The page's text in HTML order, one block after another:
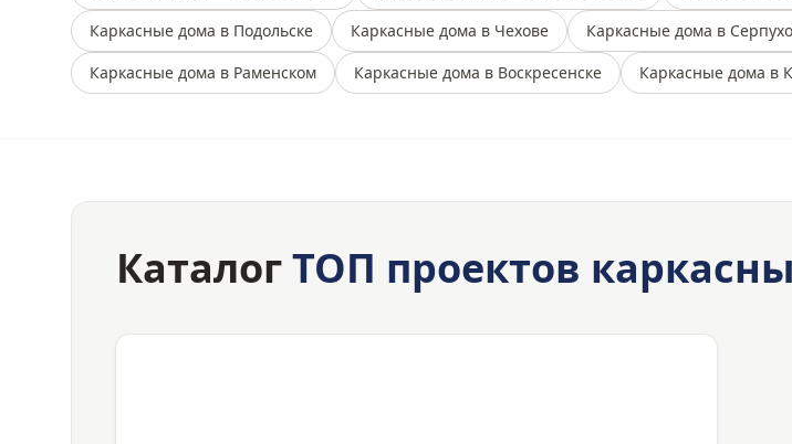
Каркасные дома в Подольске
Каркасные дома в Чехове Каркасные дома в
Каркасные дома в Раменском
Каркасные дома в Воскресенске Каркасные дома в
КаталогТОП проектов